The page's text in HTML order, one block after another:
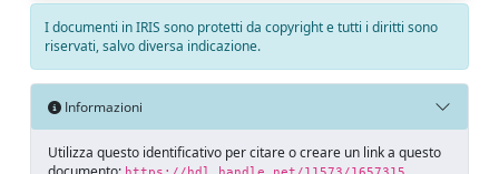
I documenti in IRIS sono protetti da copyright e tutti i diritti sono
riservati, salvo diversa indicazione.
Informazioni
Utilizza questo identificativo per citare o creare un link a questo